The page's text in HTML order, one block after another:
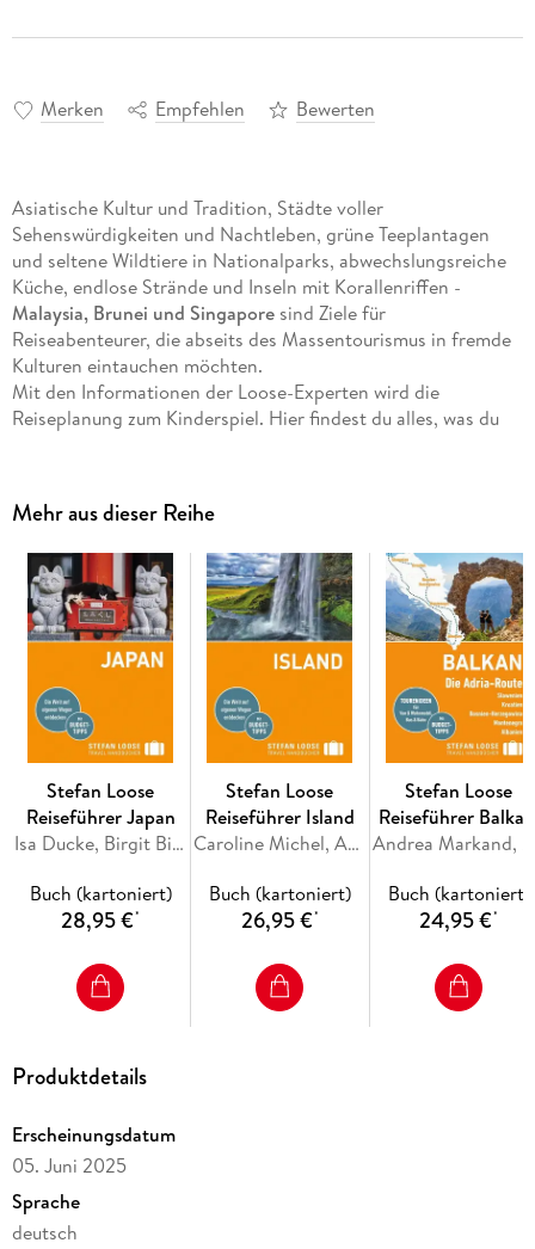
Merken Empfehlen Bewerten
Asiatische Kultur und Tradition, Städte voller
Sehenswürdigkeiten und Nachtleben, grüne Teeplantagen
und seltene Wildtiere in Nationalparks, abwechslungsreiche
Küche, endlose Strände und Inseln mit Korallenriffen -
Malaysia, Brunei und Singaporesind Ziele für
Reiseabenteurer, die abseits des Massentourismus in fremde
Kulturen eintauchen möchten.
Mit den Informationen der Loose-Experten wird die
Reiseplanung zum Kinderspiel. Hier findest du alles, was du
Restaurants, Shopping, Nachtleben und Ausgehen.
Über 116 detaillierte Kartenfür eine einfache Navigation.
Reiserouten, die auch mitkleinem Budget
umsetzbar sind.
Extra hervorgehoben:Faire und grüne Angebote,
Adressen mit besonders tollem Preis-Leistungs-Verhältnis
und ausgesuchte Autoren-Tipps
Alles für Aktive:
Trekking, Touren, Naturbeobachtung,
Tauchen und Bootstouren
Ob Abenteuer- oder Shoppingtour, Strandtrip oder
Kulturreise: Der Stefan Loose Reiseführer Malaysia, Brunei
und Singapore ist der ideale Begleiter
für alle, die eine
unvergessliche Reise in eine der kontrastreichsten Regionen
der Welt unternehmen wollen.
Inhaltsverzeichnis
Reiseziele und Routen
Land und Leute
Von Kuala Lumpur nach Penang
Mehr aus dieser Reihe
Stefan Loose
Reiseführer Japan
Isa Ducke, Birgit Bianca Fürst, Katharina Grimm, Hartmut Pohling, Axel Schwab
Buch (kartoniert)
28,95 €*
Stefan Loose
Reiseführer Island
Caroline Michel, Andrea Markand, Mark Markand
Buch (kartoniert)
26,95 €*
Stefan Loose
Reiseführer
Die Adria-Route.
Bosnien und
Herzegowina,
Albanien
Buch (kartoniert)
24,95 €*
Produktdetails
Erscheinungsdatum
05. Juni 2025
Sprache
deutsch